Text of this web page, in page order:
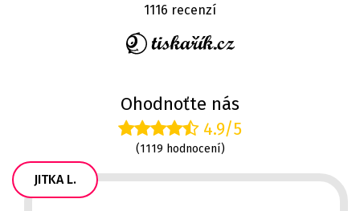
1116 recenzí
Ohodnoťte nás
4.9/5
(1119 hodnocení)
JITKA L.